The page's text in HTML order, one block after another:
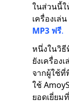
ในส่วนนี้ใ
เครื่องเล่
MP3 ฟรี.
หนึ่งในวิธี
ยังเครื่อง
จากผู้ใช้ที่
ใช้
ยอดเยี่ย